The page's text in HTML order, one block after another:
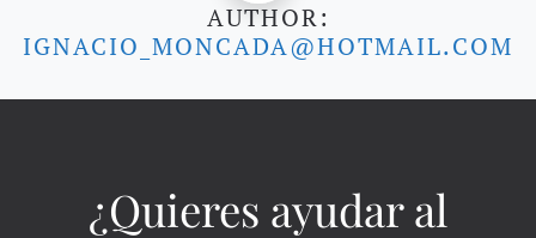
AUTHOR:
IGNACIO_MONCADA@HOTMAIL.COM
¿Quieres ayudar al